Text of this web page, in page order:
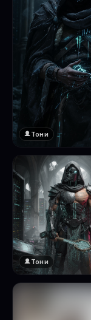
Тони
Тони